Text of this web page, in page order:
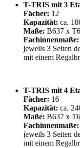
T-TRIS mit 3
Fächer: 12
Kapazität: ca.
Maße: B637 x
Fachinnenmaße:
jeweils 3 Seiten
mit einem
T-TRIS mit 4
Fächer: 16
Kapazität: ca.
Maße: B637 x
Fachinnenmaße:
jeweils 3 Seiten
mit einem